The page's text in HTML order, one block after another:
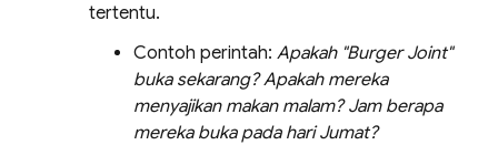
tertentu.
Contoh perintah: Apakah "Burger Joint"
buka sekarang? Apakah mereka
menyajikan makan malam? Jam berapa
mereka buka pada hari Jumat?